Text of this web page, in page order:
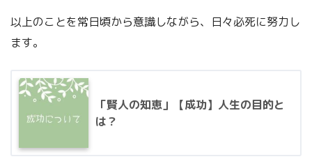
以上のことを常日頃から意識しながら、日々必死に努力し
ます。
「賢人の知恵」【成功】人生の目的と
は？